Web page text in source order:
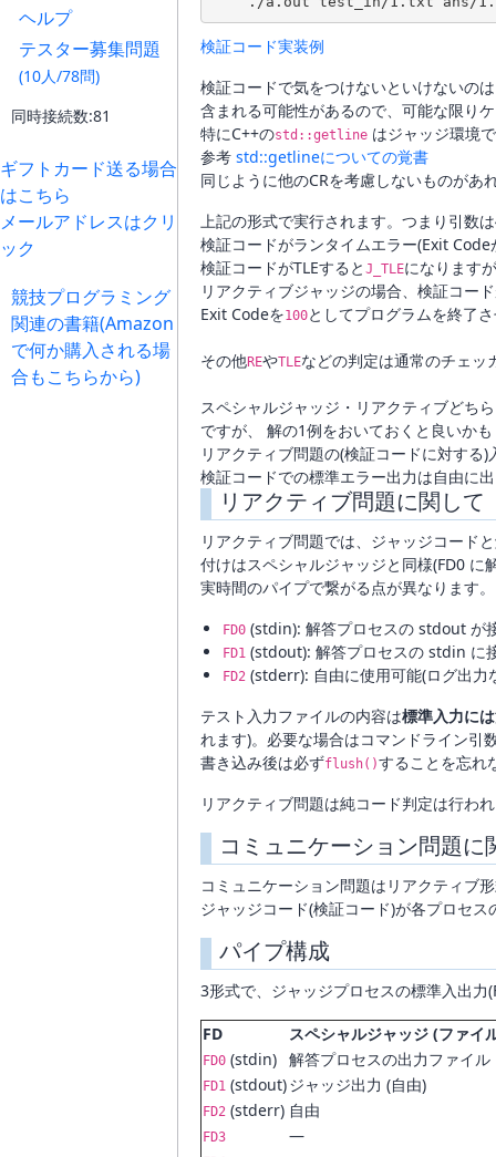
ヘルプ
テスター募集問題
(10人/78問)
同時接続数:81
ギフトカード送る場合
はこちら
メールアドレスはクリ
ック
競技プログラミング
関連の書籍(Amazon
で何か購入される場
合もこちらから)
検証コード実装例
検証コードで気をつけないといけないの
含まれる可能性があるので、可能な限り
特にC++のstd::getline はジャッジ環境
参考 std::getlineについての覚書
同じように他のCRを考慮しないものがあ
上記の形式で実行されます。つまり引数
検証コードがランタイムエラー(Exit Code
検証コードがTLEすると J_TLEになります
リアクティブジャッジの場合、検証コー
Exit Codeを100としてプログラムを終了
その他REやTLEなどの判定は通常のチェッ
スペシャルジャッジ・リアクティブどち
ですが、 解の1例をおいておくと良いか
リアクティブ問題の(検証コードに対す
検証コードでの標準エラー出力は自由に
リアクティブ問題に関して
リアクティブ問題では、ジャッジコード
付けはスペシャルジャッジと同様(FD0
実時間のパイプで繋がる点が異なります。
FD0 (stdin): 解答プロセスの stdout が
FD1 (stdout): 解答プロセスの stdin に
FD2 (stderr): 自由に使用可能(ログ出力
テスト入力ファイルの内容は標準入力に
れます)。必要な場合はコマンドライン引
書き込み後は必ずflush()することを忘れ
リアクティブ問題は純コード判定は行わ
コミュニケーション問題に
コミュニケーション問題はリアクティブ
ジャッジコード(検証コード)が各プロセ
パイプ構成
3形式で、ジャッジプロセスの標準入出
FD スペシャルジャッジ (ファイ
FD0 (stdin) 解答プロセスの出力ファイル
FD1 (stdout)ジャッジ出力 (自由)
FD2 (stderr) 自由
FD3 ―